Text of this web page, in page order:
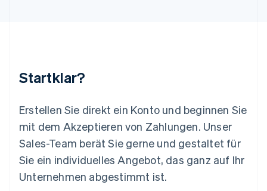
Startklar?
Erstellen Sie direkt ein Konto und beginnen Sie
mit dem Akzeptieren von Zahlungen. Unser
Sales-Team berät Sie gerne und gestaltet für
Sie ein individuelles Angebot, das ganz auf Ihr
Unternehmen abgestimmt ist.
Español English
Niederlande
NederlandsEnglish
English
Österreich
Deutsch
Polen